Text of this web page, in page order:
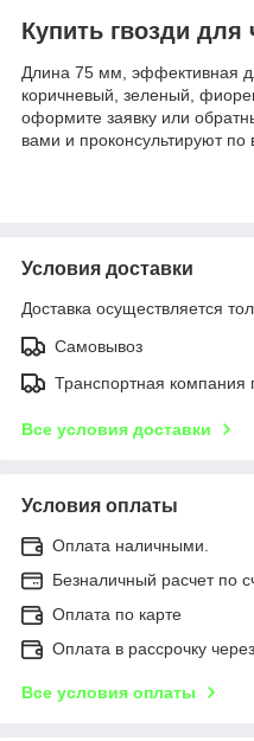
Купить гвозди
Длина 75 мм, эффективная
коричневый, зеленый,
оформите заявку или
вами и проконсультируют
Условия доставки
Доставка осуществляется
Самовывоз
Транспортная компания
Все условия доставки
Условия оплаты
Оплата наличными.
Безналичный расчет по
Оплата по карте
Оплата в рассрочку
Все условия оплаты